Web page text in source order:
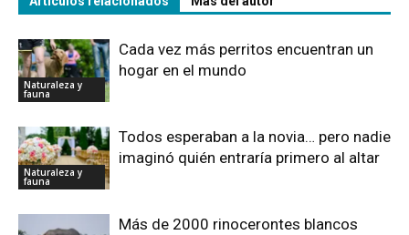
Naturaleza y
fauna
Cada vez más perritos encuentran un
hogar en el mundo
Naturaleza y
fauna
Todos esperaban a la novia… pero nadie
imaginó quién entraría primero al altar
Más de 2000 rinocerontes blancos